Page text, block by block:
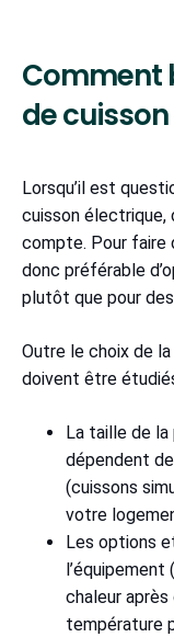
Comment
de
Lorsqu’il est
cuisson
compte. Pour faire
donc préférable
plutôt que pour
Outre le choix de
doivent être
La taille de
dépendent
(cuissons
votre
Les options
chaleur
température